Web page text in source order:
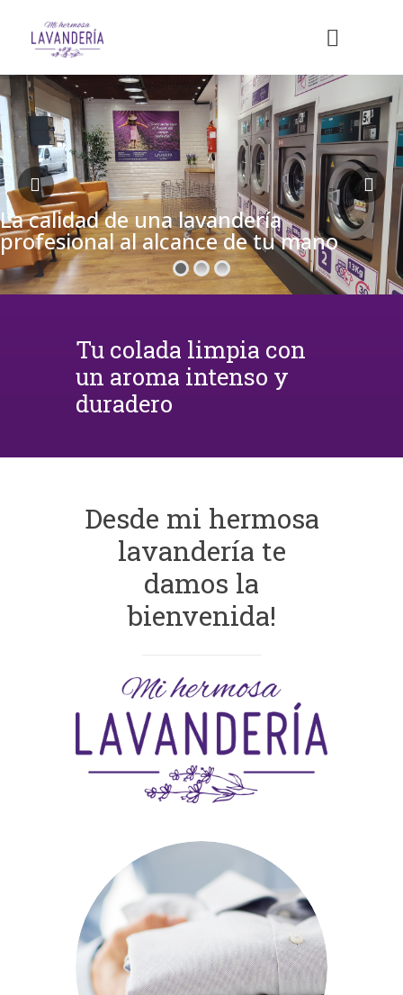
La calidad de una lavandería
profesional al alcance de tu mano
Tu colada limpia con
un aroma intenso y
duradero
Desde mi hermosa
lavandería te
damos la
bienvenida!